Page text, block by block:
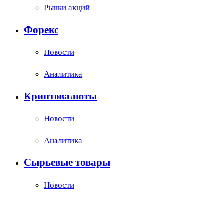
Рынки акций
Форекс
Новости
Аналитика
Криптовалюты
Новости
Аналитика
Сырьевые товары
Новости